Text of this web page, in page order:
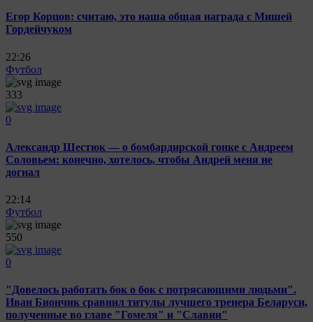
Егор Корцов: считаю, это наша общая награда с Мишей
Гордейчуком
22:26
Футбол
333
0
Александр Шестюк — о бомбардирской гонке с Андреем
Соловьем: конечно, хотелось, чтобы Андрей меня не
догнал
22:14
Футбол
550
0
"Довелось работать бок о бок с потрясающими людьми".
Иван Биончик сравнил титулы лучшего тренера Беларуси,
полученные во главе "Гомеля" и "Славии"